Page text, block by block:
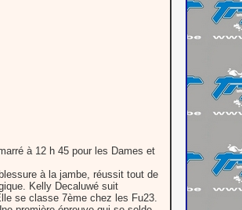
à 12 h 45 pour les Dames et
à la jambe, réussit tout de
Kelly Decaluwé suit
se classe 7ème chez les Fu23.